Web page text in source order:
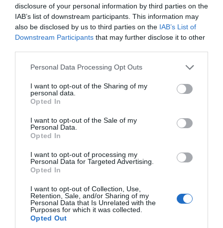
disclosure of your personal information by third parties on the
IAB’s list of downstream participants. This information may
also be disclosed by us to third parties on the IAB’s List of
Downstream Participants that may further disclose it to other
Please note that this website/app uses one or more Google
not limited to your visit or usage behaviour. You may click to
grant or deny consent to Google and its third-party tags to
use your data for below specified purposes in below Google
consent section.
Personal Data Processing Opt Outs
I want to opt-out of the Sharing of my
personal data.
Opted In
I want to opt-out of the Sale of my
Personal Data.
Opted In
I want to opt-out of processing my
Personal Data for Targeted Advertising.
Opted In
I want to opt-out of Collection, Use,
Retention, Sale, and/or Sharing of my
Personal Data that Is Unrelated with the
Purposes for which it was collected.
Opted Out